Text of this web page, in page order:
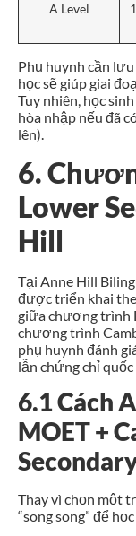
A Level
Phụ huynh cần
học sẽ giúp giai
Tuy nhiên, học
hòa nhập nếu đã
lên).
6.
Lower
Hill
Tại Anne Hill
được triển khai
giữa chương trình
chương trình
phụ huynh đánh
lẫn chứng chỉ quốc
6.1 Cách
MOET +
Thay vì chọn một
“song song” để